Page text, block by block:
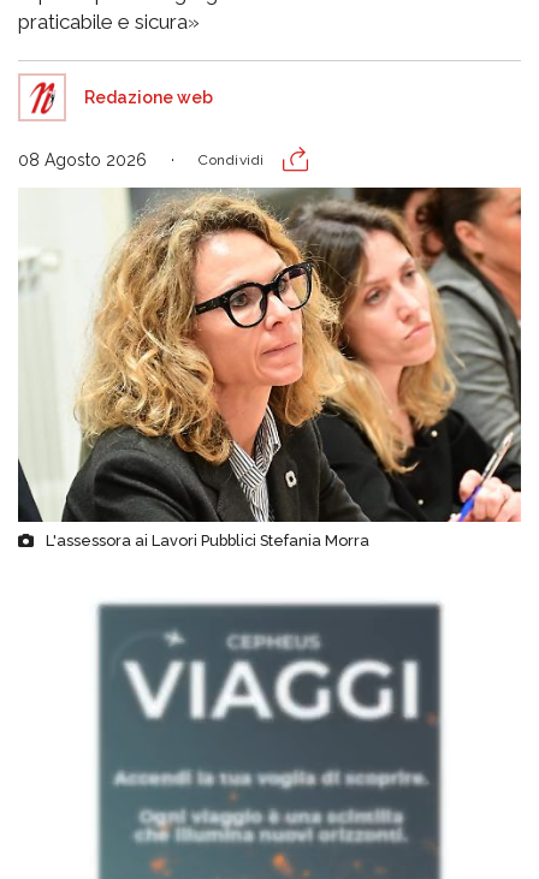
praticabile e sicura»
Redazione web
08 Agosto 2026 Condividi
L'assessora ai Lavori Pubblici Stefania Morra